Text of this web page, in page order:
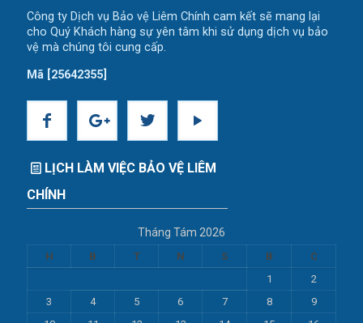
Công ty Dịch vụ Bảo vệ Liêm Chính cam kết sẽ mang lại
cho Quý Khách hàng sự yên tâm khi sử dụng dịch vụ bảo
vệ mà chúng tôi cung cấp.
Mã [25642355]
LỊCH LÀM VIỆC BẢO VỆ LIÊM
CHÍNH
Tháng Tám 2026
H B T N S B
C
1
2
3
4 5 6 7 8
9